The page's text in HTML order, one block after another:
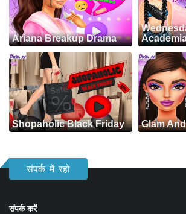
Ariana Breakup Drama
Shopaholic Black Friday Glam
संपर्क में रहो
संपर्क करें